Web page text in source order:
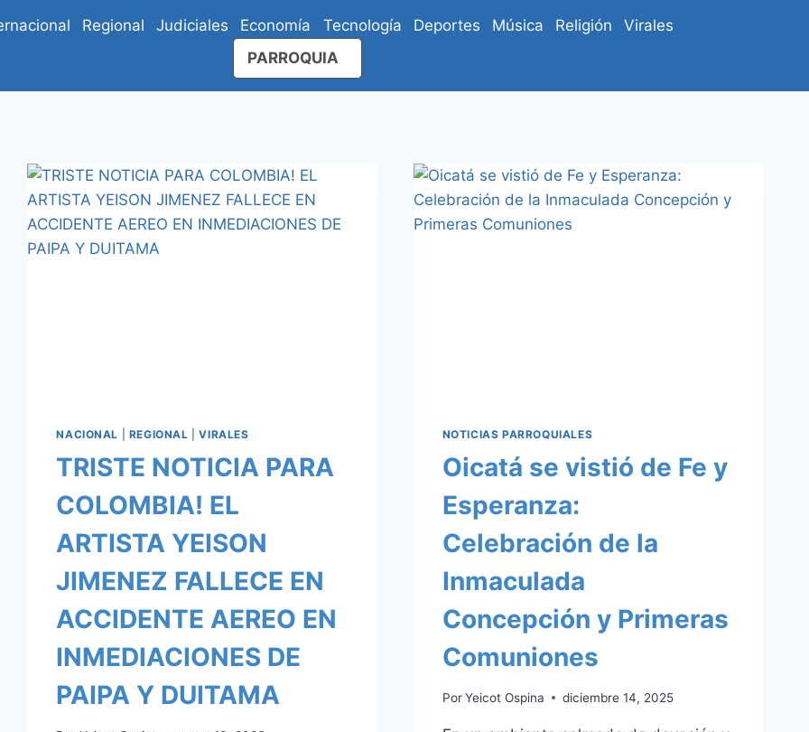
Regional Judiciales Economía Tecnología Deportes Música Religión
Virales
PARROQUIA
NACIONAL REGIONAL |VIRALES
TRISTE NOTICIA PARA
COLOMBIA! EL
ARTISTA YEISON
JIMENEZ FALLECE EN
ACCIDENTE AEREO EN
INMEDIACIONES DE
PAIPA Y DUITAMA
NOTICIAS PARROQUIALES
Oicatá se vistió de Fe y
Esperanza:
Celebración de la
Inmaculada
Concepción y Primeras
Comuniones
Por Yeicot Ospina diciembre 14, 2025